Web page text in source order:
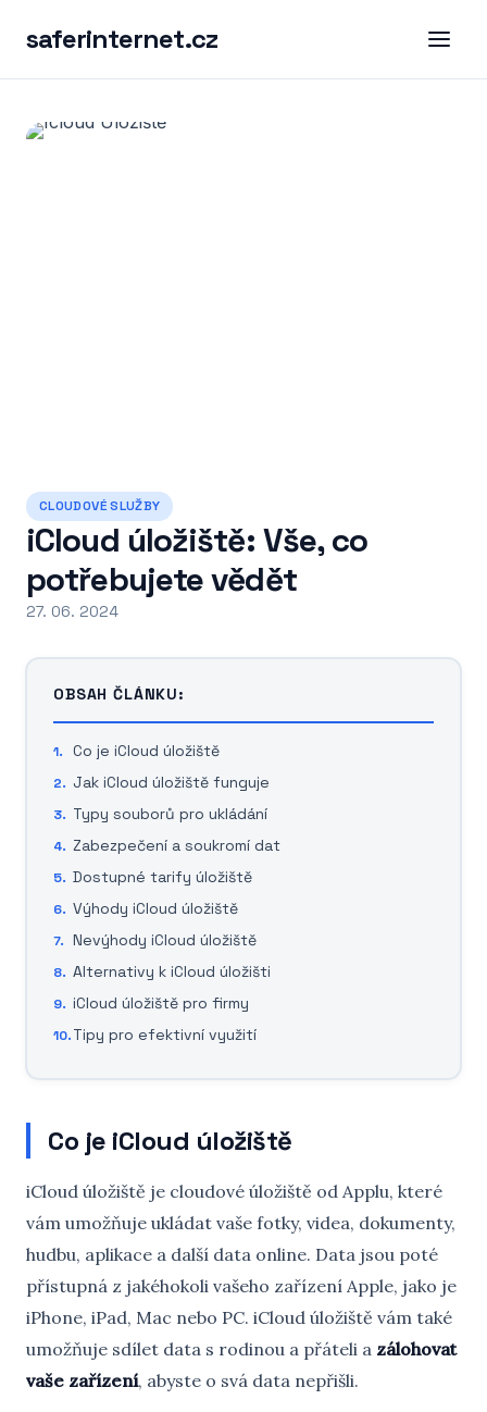
saferinternet.cz
CLOUDOVÉ SLUŽBY
iCloud úložiště: Vše, co
potřebujete vědět
27. 06. 2024
OBSAH ČLÁNKU:
Co je iCloud úložiště
Jak iCloud úložiště funguje
Typy souborů pro ukládání
Zabezpečení a soukromí dat
Dostupné tarify úložiště
Výhody iCloud úložiště
Nevýhody iCloud úložiště
Alternativy k iCloud úložišti
iCloud úložiště pro firmy
Tipy pro efektivní využití
Co je iCloud úložiště
iCloud úložiště je cloudové úložiště od Applu, které
vám umožňuje ukládat vaše fotky, videa, dokumenty,
hudbu, aplikace a další data online. Data jsou poté
přístupná z jakéhokoli vašeho zařízení Apple, jako je
iPhone, iPad, Mac nebo PC. iCloud úložiště vám také
umožňuje sdílet data s rodinou a přáteli a zálohovat
vaše zařízení, abyste o svá data nepřišli.